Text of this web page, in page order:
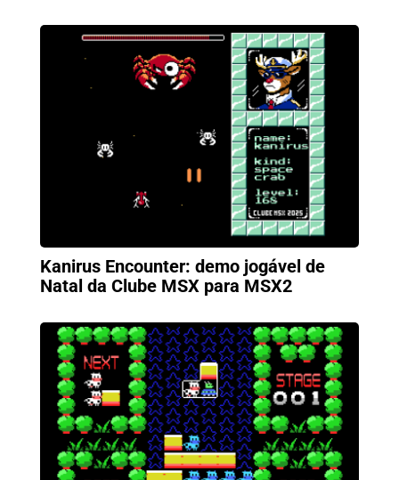
Kanirus Encounter: demo jogável de
Natal da Clube MSX para MSX2